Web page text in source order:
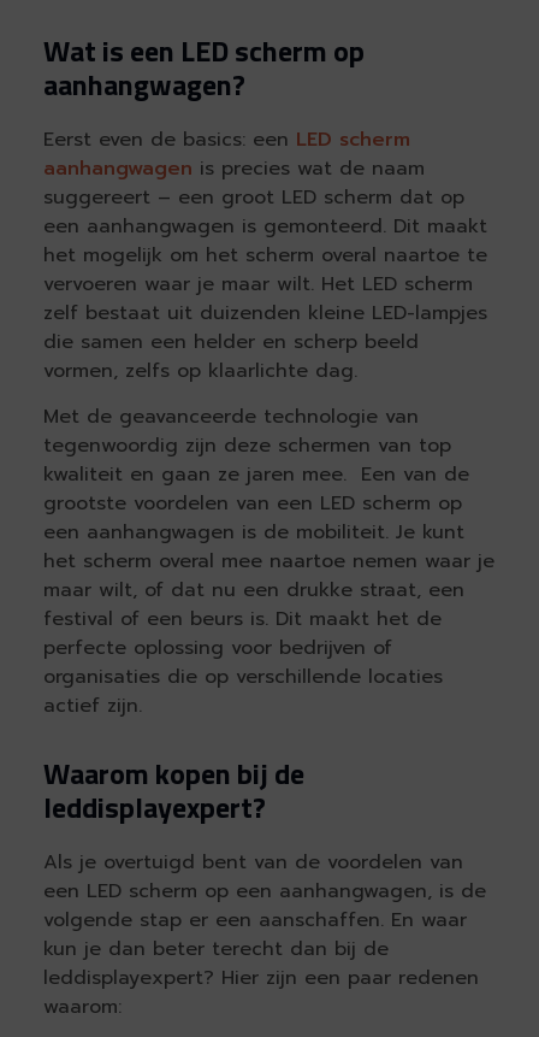
Wat is een LED scherm op
aanhangwagen?
Eerst even de basics: een LED scherm
aanhangwagen is precies wat de naam
suggereert – een groot LED scherm dat op
een aanhangwagen is gemonteerd. Dit maakt
het mogelijk om het scherm overal naartoe te
vervoeren waar je maar wilt. Het LED scherm
zelf bestaat uit duizenden kleine LED-lampjes
die samen een helder en scherp beeld
vormen, zelfs op klaarlichte dag.
Met de geavanceerde technologie van
tegenwoordig zijn deze schermen van top
kwaliteit en gaan ze jaren mee. Een van de
grootste voordelen van een LED scherm op
een aanhangwagen is de mobiliteit. Je kunt
het scherm overal mee naartoe nemen waar je
maar wilt, of dat nu een drukke straat, een
festival of een beurs is. Dit maakt het de
perfecte oplossing voor bedrijven of
organisaties die op verschillende locaties
actief zijn.
Waarom kopen bij de
leddisplayexpert?
Als je overtuigd bent van de voordelen van
een LED scherm op een aanhangwagen, is de
volgende stap er een aanschaffen. En waar
kun je dan beter terecht dan bij de
leddisplayexpert? Hier zijn een paar redenen
waarom: